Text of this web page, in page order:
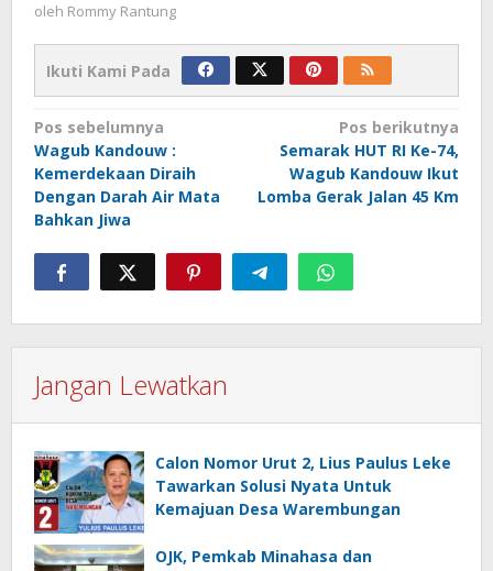
oleh Rommy Rantung
Ikuti Kami Pada
Navigasi
pos
Pos sebelumnya
Wagub Kandouw :
Kemerdekaan Diraih
Dengan Darah Air Mata
Bahkan Jiwa
Pos berikutnya
Semarak HUT RI Ke-74,
Wagub Kandouw Ikut
Lomba Gerak Jalan 45 Km
Jangan Lewatkan
Calon Nomor Urut 2, Lius Paulus Leke
Tawarkan Solusi Nyata Untuk
Kemajuan Desa Warembungan
OJK, Pemkab Minahasa dan